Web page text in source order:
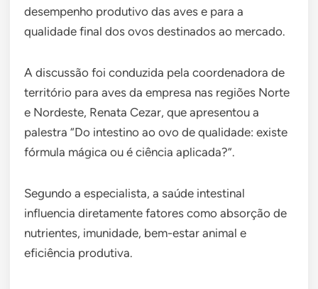
desempenho produtivo das aves e para a
qualidade final dos ovos destinados ao mercado.
A discussão foi conduzida pela coordenadora de
território para aves da empresa nas regiões Norte
e Nordeste, Renata Cezar, que apresentou a
palestra “Do intestino ao ovo de qualidade: existe
fórmula mágica ou é ciência aplicada?”.
Segundo a especialista, a saúde intestinal
influencia diretamente fatores como absorção de
nutrientes, imunidade, bem-estar animal e
eficiência produtiva.